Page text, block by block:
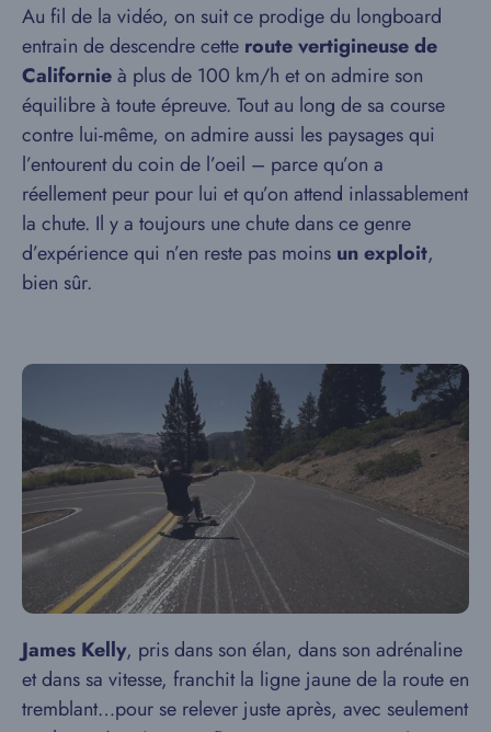
Au fil de la vidéo, on suit ce prodige du longboard
entrain de descendre cette route vertigineuse de
Californieà plus de 100 km/h et on admire son
équilibre à toute épreuve. Tout au long de sa course
contre lui-même, on admire aussi les paysages qui
l’entourent du coin de l’oeil – parce qu’on a
réellement peur pour lui et qu’on attend inlassablement
la chute. Il y a toujours une chute dans ce genre
d’expérience qui n’en reste pas moins un exploit,
bien sûr.
James Kelly, pris dans son élan, dans son adrénaline
et dans sa vitesse, franchit la ligne jaune de la route en
tremblant…pour se relever juste après, avec seulement